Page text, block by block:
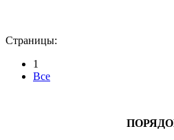
Страницы:
1
Все